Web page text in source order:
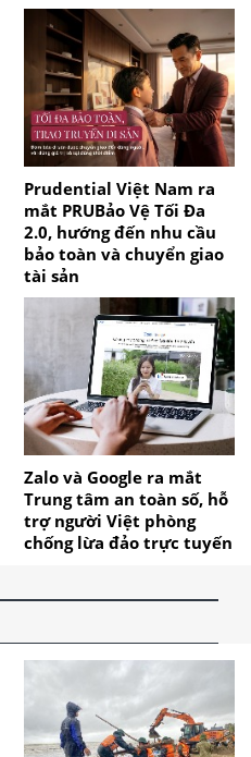
Prudential Việt Nam ra
mắt PRUBảo Vệ Tối Đa
2.0, hướng đến nhu cầu
bảo toàn và chuyển giao
tài sản
Zalo và Google ra mắt
Trung tâm an toàn số, hỗ
trợ người Việt phòng
chống lừa đảo trực tuyến